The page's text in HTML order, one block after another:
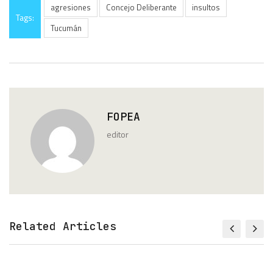
Tags:
agresiones Concejo Deliberante
insultos
Tucumán
FOPEA
editor
Related Articles